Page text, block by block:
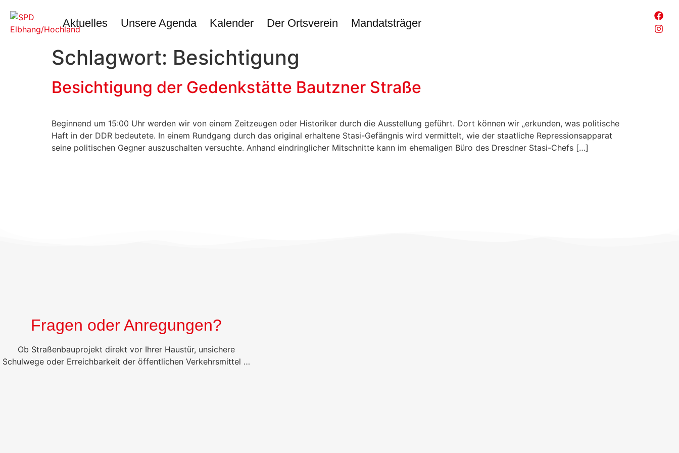
springen
Aktuelles Unsere Agenda Kalender Der Ortsverein Mandatsträger
Schlagwort: Besichtigung
Besichtigung der Gedenkstätte Bautzner Straße
Beginnend um 15:00 Uhr werden wir von einem Zeitzeugen oder Historiker durch die Ausstellung geführt. Dort können wir „erkunden, was politische
Haft in der DDR bedeutete. In einem Rundgang durch das original erhaltene Stasi-Gefängnis wird vermittelt, wie der staatliche Repressionsapparat
seine politischen Gegner auszuschalten versuchte. Anhand eindringlicher Mitschnitte kann im ehemaligen Büro des Dresdner Stasi-Chefs […]
Fragen oder Anregungen?
Ob Straßenbauprojekt direkt vor Ihrer Haustür, unsichere
Schulwege oder Erreichbarkeit der öffentlichen Verkehrsmittel …